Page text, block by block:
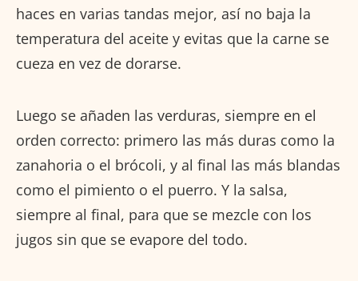
haces en varias tandas mejor, así no baja la
temperatura del aceite y evitas que la carne se
cueza en vez de dorarse.
Luego se añaden las verduras, siempre en el
orden correcto: primero las más duras como la
zanahoria o el brócoli, y al final las más blandas
como el pimiento o el puerro. Y la salsa,
siempre al final, para que se mezcle con los
jugos sin que se evapore del todo.